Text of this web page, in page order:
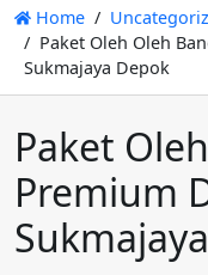
Home
Paket Oleh Oleh
Sukmajaya Depok
Paket
Premium